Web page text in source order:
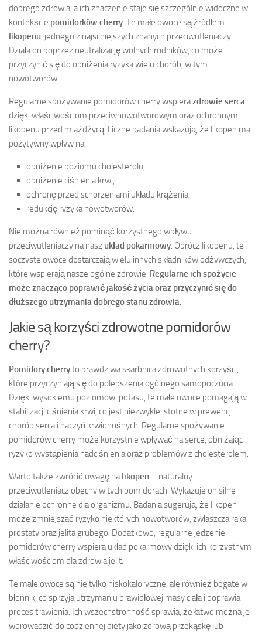
dobrego zdrowia, a ich znaczenie staje się szczególnie widoczne w
kontekście pomidorków cherry. Te małe owoce są źródłem
likopenu, jednego z najsilniejszych znanych przeciwutleniaczy.
Działa on poprzez neutralizację wolnych rodników, co może
przyczynić się do obniżenia ryzyka wielu chorób, w tym
nowotworów.
Regularne spożywanie pomidorów cherry wspierazdrowie serca
dzięki właściwościom przeciwnowotworowym oraz ochronnym
likopenu przed miażdżycą. Liczne badania wskazują, że likopen ma
pozytywny wpływ na:
obniżenie poziomu cholesterolu,
obniżenie ciśnienia krwi,
ochronę przed schorzeniami układu krążenia,
redukcję ryzyka nowotworów.
Nie można również pominąć korzystnego wpływu
przeciwutleniaczy na nasz układ pokarmowy. Oprócz likopenu, te
soczyste owoce dostarczają wielu innych składników odżywczych,
które wspierają nasze ogólne zdrowie. Regularne ich spożycie
może znacząco poprawić jakość życia oraz przyczynić się do
dłuższego utrzymania dobrego stanu zdrowia.
Jakie są korzyści zdrowotne pomidorów
cherry?
Pomidory cherryto prawdziwa skarbnica zdrowotnych korzyści,
które przyczyniają się do polepszenia ogólnego samopoczucia.
Dzięki wysokiemu poziomowi potasu, te małe owoce pomagają w
stabilizacji ciśnienia krwi, co jest niezwykle istotne w prewencji
chorób serca i naczyń krwionośnych. Regularne spożywanie
pomidorów cherry może korzystnie wpływać na serce, obniżając
ryzyko wystąpienia nadciśnienia oraz problemów z cholesterolem.
Warto także zwrócić uwagę nalikopen – naturalny
przeciwutleniacz obecny w tych pomidorach. Wykazuje on silne
działanie ochronne dla organizmu. Badania sugerują, że likopen
może zmniejszać ryzyko niektórych nowotworów, zwłaszcza raka
prostaty oraz jelita grubego. Dodatkowo, regularne jedzenie
pomidorów cherry wspiera układ pokarmowy dzięki ich korzystnym
właściwościom dla zdrowia jelit.
Te małe owoce są nie tylko niskokaloryczne, ale również bogate w
błonnik, co sprzyja utrzymaniu prawidłowej masy ciała i poprawia
proces trawienia. Ich wszechstronność sprawia, że łatwo można je
wprowadzić do codziennej diety jako zdrową przekąskę lub